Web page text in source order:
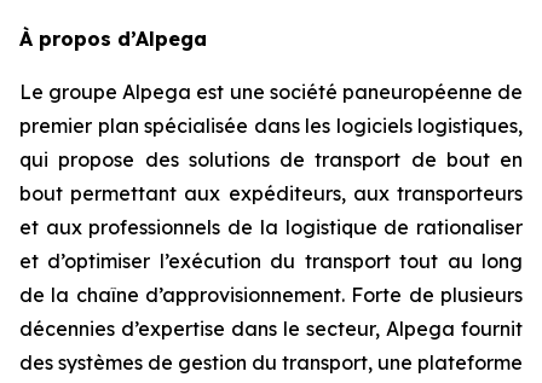
À propos d’Alpega
Le groupe Alpega est une société paneuropéenne de
premier plan spécialisée dans les logiciels logistiques,
qui propose des solutions de transport de bout en
bout permettant aux expéditeurs, aux transporteurs
et aux professionnels de la logistique de rationaliser
et d’optimiser l’exécution du transport tout au long
de la chaîne d’approvisionnement. Forte de plusieurs
décennies d’expertise dans le secteur, Alpega fournit
des systèmes de gestion du transport, une plateforme